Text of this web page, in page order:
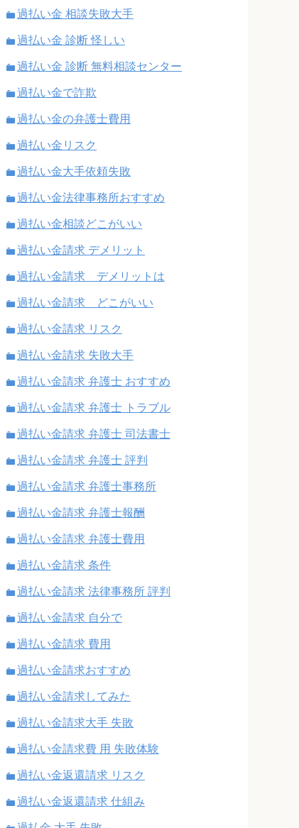
過払い金 相談失敗大手
過払い金 診断 怪しい
過払い金 診断 無料相談センター
過払い金で詐欺
過払い金の弁護士費用
過払い金リスク
過払い金大手依頼失敗
過払い金法律事務所おすすめ
過払い金相談どこがいい
過払い金請求 デメリット
過払い金請求 デメリットは
過払い金請求 どこがいい
過払い金請求 リスク
過払い金請求 失敗大手
過払い金請求 弁護士 おすすめ
過払い金請求 弁護士 トラブル
過払い金請求 弁護士 司法書士
過払い金請求 弁護士 評判
過払い金請求 弁護士事務所
過払い金請求 弁護士報酬
過払い金請求 弁護士費用
過払い金請求 条件
過払い金請求 法律事務所 評判
過払い金請求 自分で
過払い金請求 費用
過払い金請求おすすめ
過払い金請求してみた
過払い金請求大手 失敗
過払い金請求費 用 失敗体験
過払い金返還請求 リスク
過払い金返還請求 仕組み